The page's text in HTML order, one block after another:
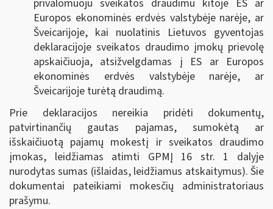
privalomuoju sveikatos draudimu kitoje ES ar
Europos ekonominės erdvės valstybėje narėje, ar
Šveicarijoje, kai nuolatinis Lietuvos gyventojas
deklaracijoje sveikatos draudimo įmokų prievolę
apskaičiuoja, atsižvelgdamas į ES ar Europos
ekonominės erdvės valstybėje narėje, ar
Šveicarijoje turėtą draudimą.
Prie deklaracijos nereikia pridėti dokumentų,
patvirtinančių gautas pajamas, sumokėtą ar
išskaičiuotą pajamų mokestį ir sveikatos draudimo
įmokas, leidžiamas atimti GPMĮ 16 str. 1 dalyje
nurodytas sumas (išlaidas, leidžiamus atskaitymus). Šie
dokumentai pateikiami mokesčių administratoriaus
prašymu.